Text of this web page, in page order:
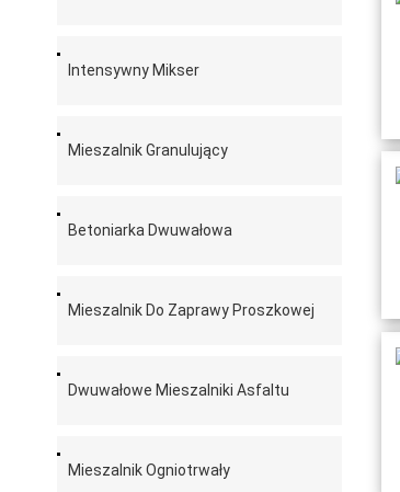
Intensywny Mikser
Mieszalnik Granulujący
Betoniarka Dwuwałowa
Mieszalnik Do Zaprawy Proszkowej
Dwuwałowe Mieszalniki Asfaltu
Mieszalnik Ogniotrwały